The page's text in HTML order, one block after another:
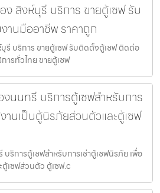
ง สิงห์บุรี บริการ ขายตู้เซฟ รับ
นมืออาชีพ ราคาถูก
รี บริการ ขายตู้เซฟ รับติดตั้งตู้เซฟ ติดต่อ
ารทั่วไทย ขายตู้เซฟ
นนทรี บริการตู้เซฟสำหรับการ
งานเป็นตู้นิรภัยส่วนตัวและตู้เซฟ
ริการตู้เซฟสำหรับการเช่าตู้เซฟนิรภัย เพื่อ
เซฟส่วนตัว ตู้เซฟ.c